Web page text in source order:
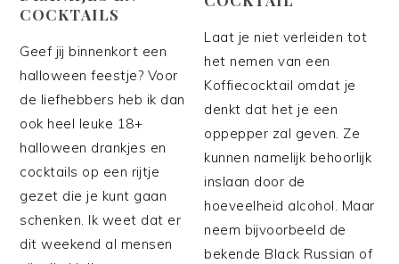
COCKTAILS
Geef jij binnenkort een
halloween feestje? Voor
de liefhebbers heb ik dan
ook heel leuke 18+
halloween drankjes en
cocktails op een rijtje
gezet die je kunt gaan
schenken. Ik weet dat er
dit weekend al mensen
Laat je niet verleiden tot
het nemen van een
Koffiecocktail omdat je
denkt dat het je een
oppepper zal geven. Ze
kunnen namelijk behoorlijk
inslaan door de
hoeveelheid alcohol. Maar
neem bijvoorbeeld de
bekende Black Russian of